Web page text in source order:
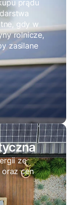
prądu
gdy w
rolnicze,
zasilane
ze
oraz cen